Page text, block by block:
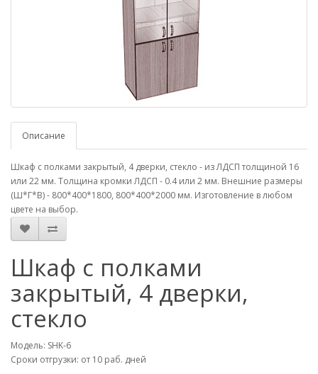
Описание
Шкаф с полками закрытый, 4 дверки, стекло - из ЛДСП толщиной 16
или 22 мм. Толщина кромки ЛДСП - 0.4 или 2 мм. Внешние размеры
(Ш*Г*В) - 800*400*1800, 800*400*2000 мм. Изготовление в любом
цвете на выбор.
Шкаф с полками
закрытый, 4 дверки,
стекло
Модель: SHK-6
Сроки отгрузки: от 10 раб. дней